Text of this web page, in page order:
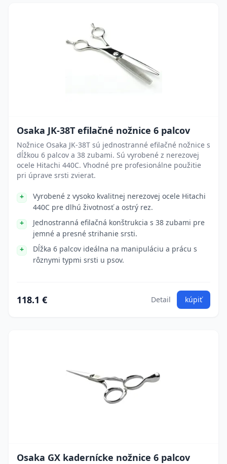
Osaka JK-38T efilačné nožnice 6 palcov
Nožnice Osaka JK-38T sú jednostranné efilačné nožnice s
dĺžkou 6 palcov a 38 zubami. Sú vyrobené z nerezovej
ocele Hitachi 440C. Vhodné pre profesionálne použitie
pri úprave srsti zvierat.
Vyrobené z vysoko kvalitnej nerezovej ocele Hitachi
440C pre dlhú životnosť a ostrý rez.
Jednostranná efilačná konštrukcia s 38 zubami pre
jemné a presné strihanie srsti.
Dĺžka 6 palcov ideálna na manipuláciu a prácu s
rôznymi typmi srsti u psov.
118.1 € Detail kúpiť
Osaka GX kadernícke nožnice 6 palcov